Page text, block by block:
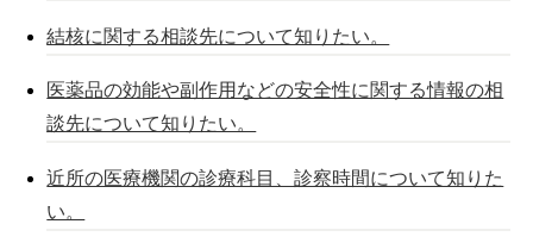
結核に関する相談先について知りたい。
医薬品の効能や副作用などの安全性に関する情報の相
談先について知りたい。
近所の医療機関の診療科目、診察時間について知りた
い。